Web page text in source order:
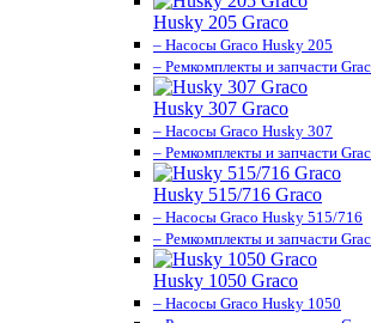
Husky 205 Graco
– Насосы Graco Husky 205
– Ремкомплекты и запчасти
Husky 307 Graco
– Насосы Graco Husky 307
– Ремкомплекты и запчасти
Husky 515/716 Graco
– Насосы Graco Husky 515/716
– Ремкомплекты и запчасти
Husky 1050 Graco
– Насосы Graco Husky 1050